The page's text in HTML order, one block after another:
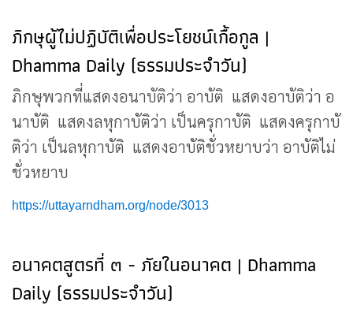
ภิกษุผู้ไม่ปฏิบัติเพื่อประโยชน์เกื้อกูล |
Dhamma Daily (ธรรมประจำวัน)
ภิกษุพวกที่แสดงอนาบัติว่า อาบัติ แสดงอาบัติว่า อ
นาบัติ แสดงลหุกาบัติว่า เป็นครุกาบัติ แสดงครุกาบั
ติว่า เป็นลหุกาบัติ แสดงอาบัติชั่วหยาบว่า อาบัติไม่
ชั่วหยาบ
https://uttayarndham.org/node/3013
อนาคตสูตรที่ ๓ - ภัยในอนาคต | Dhamma
Daily (ธรรมประจำวัน)